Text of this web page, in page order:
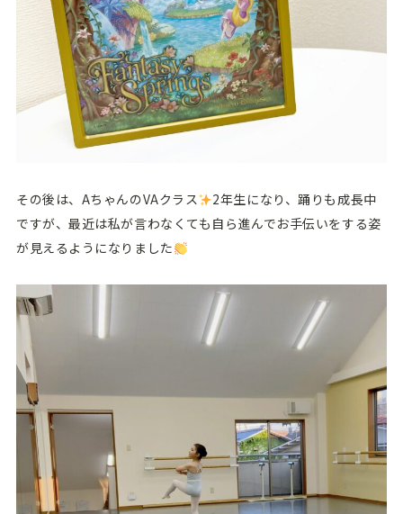
その後は、AちゃんのVAクラス
2年生になり、踊りも成長中
ですが、最近は私が言わなくても自ら進んでお手伝いをする姿
が見えるようになりました